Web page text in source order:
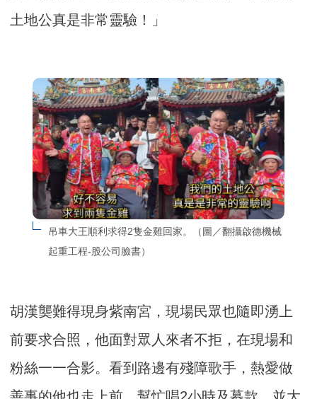
土地公真是非常靈驗！」
吊車大王順利求得2隻金雞回家。（圖／翻攝啟德機械
起重工程-股公司臉書）
胡漢龑難得現身紫南宮，現場民眾也隨即湧上
前要求合照，他面對眾人來者不拒，在現場和
粉絲一一合影。看到路邊有殘障歌手，熱愛做